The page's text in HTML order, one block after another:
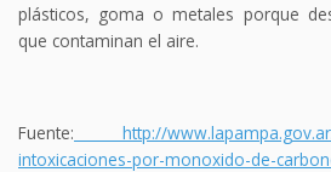
plásticos, goma o metales porque
que contaminan el aire.
Fuente: http://www.lapampa.gov.ar/
intoxicaciones-por-monoxido-de-